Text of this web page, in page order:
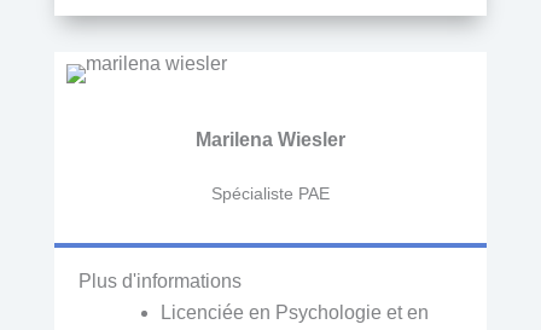
Marilena Wiesler
Spécialiste PAE
Plus d'informations
Licenciée en Psychologie et en